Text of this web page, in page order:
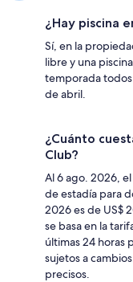
¿Hay piscina
Sí, en la
libre y una
temporada todos
de abril.
¿Cuánto
Club?
Al 6 ago. 2026,
de estadía para
2026 es de US$
se basa en la
últimas 24 horas
sujetos a
precisos.